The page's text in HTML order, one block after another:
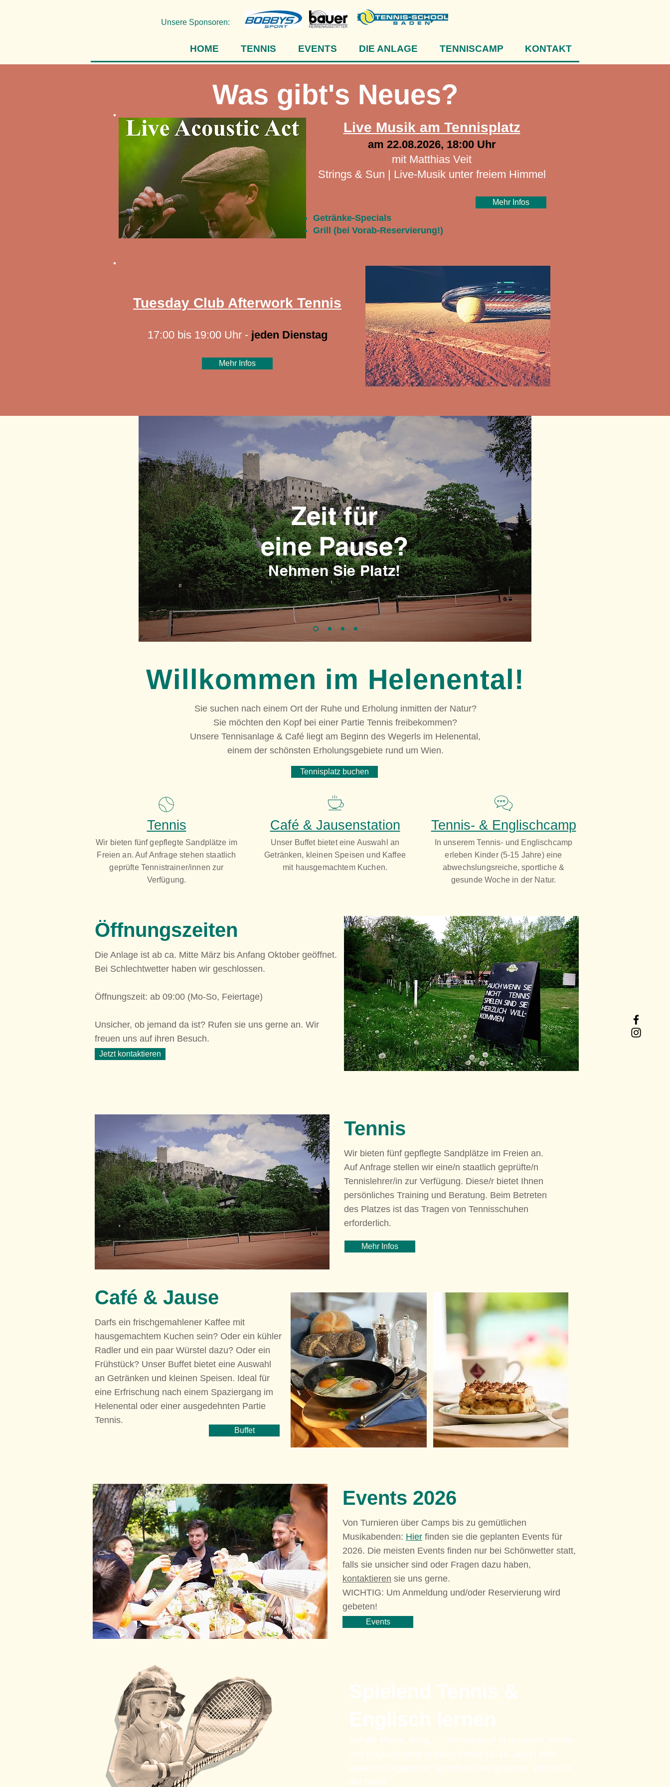
Unsere Sponsoren:
HOME TENNIS EVENTS DIE ANLAGE TENNISCAMP KONTAKT
Was gibt's Neues?
Mehr Infos
Live Musik am Tennisplatz
​am 22.08.2026, 18:00 Uhr
mit Matthias Veit​
Strings & Sun | Live-Musik unter freiem Himmel
Getränke-Specials
Grill (bei Vorab-Reservierung!)
Tuesday Club Afterwork Tennis
17:00 bis 19:00 Uhr - jeden Dienstag
Mehr Infos
Zeit für
eine Pause?
Nehmen Sie Platz!
Willkommen im Helenental!
Sie suchen nach einem Ort der Ruhe und Erholung inmitten der Natur?
Sie möchten den Kopf bei einer Partie Tennis freibekommen?
Unsere Tennisanlage & Café liegt am Beginn des Wegerls im Helenental,
einem der schönsten Erholungsgebiete rund um Wien.
Tennisplatz buchen
Tennis
Wir bieten fünf gepflegte Sandplätze im
Freien an. Auf Anfrage stehen staatlich
geprüfte Tennistrainer/innen zur
Verfügung.
Café & Jausenstation
Unser Buffet bietet eine Auswahl an
Getränken, kleinen Speisen und Kaffee
mit hausgemachtem Kuchen.
Tennis- & Englischcamp
In unserem Tennis- und Englischcamp
erleben Kinder (5-15 Jahre) eine
abwechslungsreiche, sportliche &
gesunde Woche in der Natur.
Öffnungszeiten
Die Anlage ist ab ca. Mitte März bis Anfang Oktober geöffnet.
Bei Schlechtwetter haben wir geschlossen.
Öffnungszeit: ab 09:00 (Mo-So, Feiertage)
Unsicher, ob jemand da ist? Rufen sie uns gerne an. Wir
freuen uns auf ihren Besuch.
Jetzt kontaktieren
Tennis
Wir bieten fünf gepflegte Sandplätze im Freien an.
Auf Anfrage stellen wir eine/n staatlich geprüfte/n
Tennislehrer/in zur Verfügung. Diese/r bietet Ihnen
persönliches Training und Beratung. Beim Betreten
des Platzes ist das Tragen von Tennisschuhen
erforderlich.
Mehr Infos
Café & Jause
Darfs ein frischgemahlener Kaffee mit
hausgemachtem Kuchen sein? Oder ein kühler
Radler und ein paar Würstel dazu? Oder ein
Frühstück? Unser Buffet bietet eine Auswahl
an Getränken und kleinen Speisen. Ideal für
eine Erfrischung nach einem Spaziergang im
Helenental oder einer ausgedehnten Partie
Tennis.
Buffet
Events 2026
Von Turnieren über Camps bis zu gemütlichen
Musikabenden: Hier finden sie die geplanten Events für
2026. Die meisten Events finden nur bei Schönwetter statt,
falls sie unsicher sind oder Fragen dazu haben,
kontaktieren sie uns gerne.
WICHTIG: Um Anmeldung und/oder Reservierung wird
gebeten!
Events